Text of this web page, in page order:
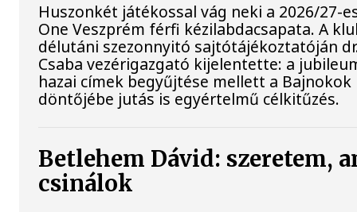
Huszonkét játékossal vág neki a 2026/27-
One Veszprém férfi kézilabdacsapata. A
délutáni szezonnyitó sajtótájékoztatóján
Csaba vezérigazgató kijelentette: a
hazai címek begyűjtése mellett a Bajnokok
döntőjébe jutás is egyértelmű célkitűzés.
Betlehem Dávid: szeretem,
csinálok